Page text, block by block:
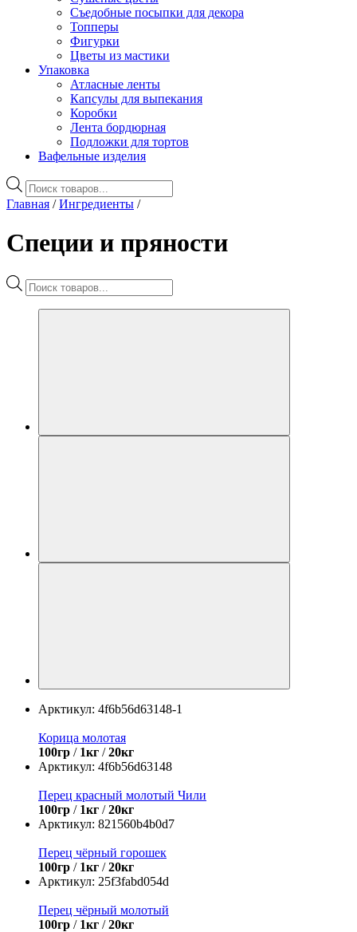
Съедобные посыпки для декора
Топперы
Фигурки
Цветы из мастики
Упаковка
Атласные ленты
Капсулы для выпекания
Коробки
Лента бордюрная
Подложки для тортов
Вафельные изделия
Поиск
товаров
Главная /Ингредиенты /
Специи и пряности
Поиск
товаров
Арктикул: 4f6b56d63148-1
Корица молотая
100гр / 1кг /20кг
Арктикул: 4f6b56d63148
Перец красный молотый Чили
100гр / 1кг /20кг
Арктикул: 821560b4b0d7
Перец чёрный горошек
100гр / 1кг /20кг
Арктикул: 25f3fabd054d
Перец чёрный молотый
100гр / 1кг /20кг